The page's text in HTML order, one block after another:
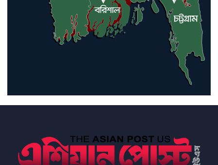
ইরাকসহ মধ্যপ্রাচ্যে ২৪ হামলা চালাল
ইরানপন্থি গোষ্ঠী
হরমুজ প্রণালী সুরক্ষায় মিত্ররা সাহায্য
না করলে ন্যাটোর ভবিষ্যৎ খারাপ